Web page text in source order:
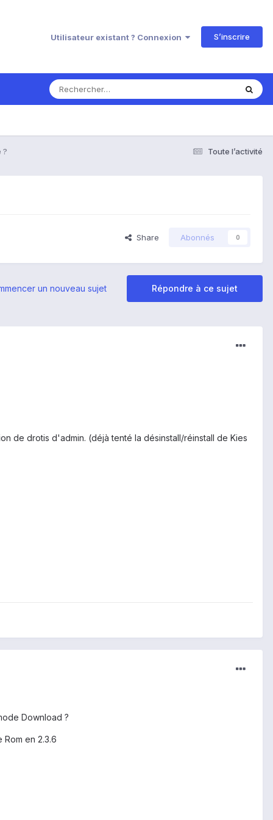
Utilisateur existant ? Connexion S’inscrire
Toute l’activité
?
Share Abonnés 0
Répondre à ce sujet
un nouveau sujet
de drotis d'admin. (déjà tenté la désinstall/réinstall de Kies
Download ?
en 2.3.6